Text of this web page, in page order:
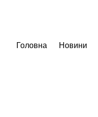
Головна
Новини